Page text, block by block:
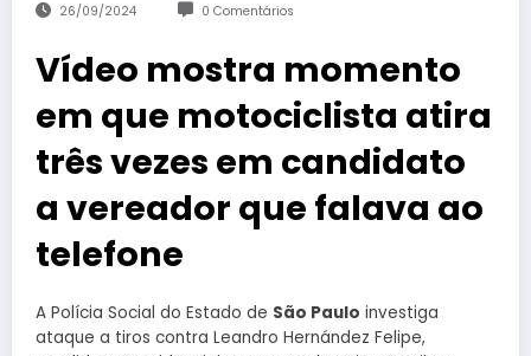
26/09/2024 0 Comentários
Vídeo mostra momento
em que motociclista atira
três vezes em candidato
a vereador que falava ao
telefone
A Polícia Social do Estado de São Paulo investiga
ataque a tiros contra Leandro Hernández Felipe,